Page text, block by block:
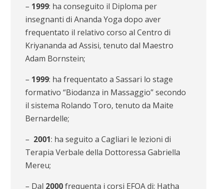
– 1999: ha conseguito il Diploma per
insegnanti di Ananda Yoga dopo aver
frequentato il relativo corso al Centro di
Kriyananda ad Assisi, tenuto dal Maestro
Adam Bornstein;
– 1999: ha frequentato a Sassari lo stage
formativo “Biodanza in Massaggio” secondo
il sistema Rolando Toro, tenuto da Maite
Bernardelle;
– 2001: ha seguito a Cagliari le lezioni di
Terapia Verbale della Dottoressa Gabriella
Mereu;
– Dal 2000frequenta i corsi EFOA di: Hatha